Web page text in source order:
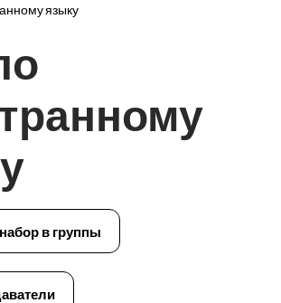
языку
в группы